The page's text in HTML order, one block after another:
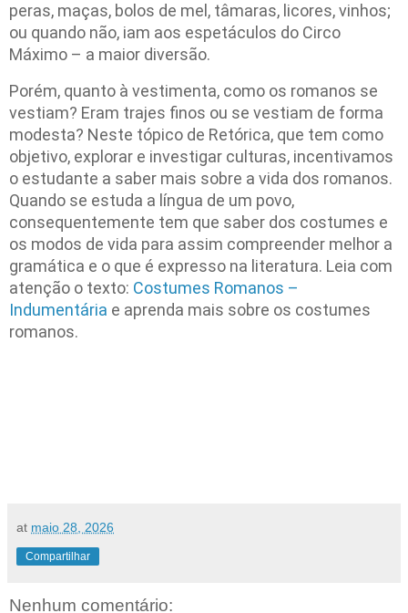
peras, maças, bolos de mel, tâmaras, licores, vinhos;
ou quando não, iam aos espetáculos do Circo
Máximo – a maior diversão.
Porém, quanto à vestimenta, como os romanos se
vestiam? Eram trajes finos ou se vestiam de forma
modesta? Neste tópico de Retórica, que tem como
objetivo, explorar e investigar culturas, incentivamos
o estudante a saber mais sobre a vida dos romanos.
Quando se estuda a língua de um povo,
consequentemente tem que saber dos costumes e
os modos de vida para assim compreender melhor a
gramática e o que é expresso na literatura. Leia com
atenção o texto: Costumes Romanos –
Indumentária e aprenda mais sobre os costumes
romanos.
at maio 28, 2026
Compartilhar
Nenhum comentário: